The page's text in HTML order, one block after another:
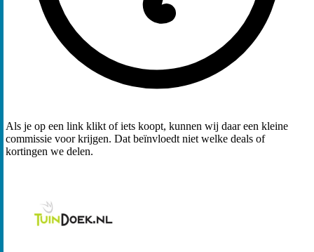
Als je op een link klikt of iets koopt, kunnen wij daar een kleine
commissie voor krijgen. Dat beïnvloedt niet welke deals of
kortingen we delen.